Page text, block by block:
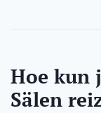
Hoe kun
Sälen